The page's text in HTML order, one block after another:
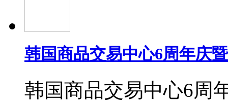
韩国商品交易中心6周年庆
韩国商品交易中心6周